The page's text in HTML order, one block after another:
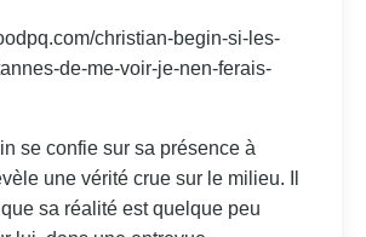
christian-begin-si-les-
de-me-voir-je-nen-ferais-
se confie sur sa présence à
une vérité crue sur le milieu. Il
sa réalité est quelque peu